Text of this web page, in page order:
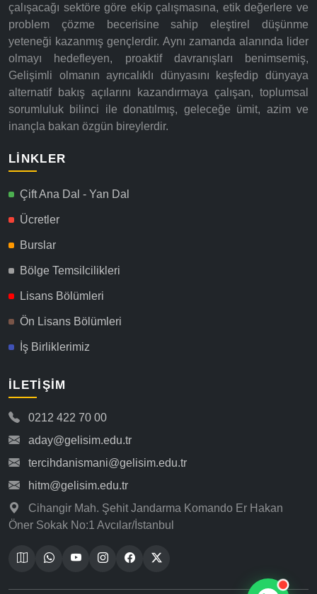
çalışacağı sektöre göre ekip çalışmasına, etik değerlere ve
problem çözme becerisine sahip eleştirel düşünme
yeteneği kazanmış gençlerdir. Aynı zamanda alanında lider
olmayı hedefleyen, proaktif davranışları benimsemiş,
Gelişimli olmanın ayrıcalıklı dünyasını keşfedip dünyaya
alternatif bakış açılarını kazandırmaya çalışan, toplumsal
sorumluluk bilinci ile donatılmış, geleceğe ümit, azim ve
inançla bakan özgün bireylerdir.
LINKLER
Çift Ana Dal - Yan Dal
Ücretler
Burslar
Bölge Temsilcilikleri
Lisans Bölümleri
Ön Lisans Bölümleri
İş Birliklerimiz
İLETIŞIM
0212 422 70 00
aday@gelisim.edu.tr
tercihdanismani@gelisim.edu.tr
hitm@gelisim.edu.tr
Cihangir Mah. Şehit Jandarma Komando Er Hakan
Öner Sokak No:1 Avcılar/İstanbul